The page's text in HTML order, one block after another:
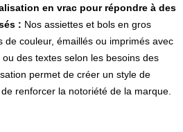
en vrac pour répondre à des
: Nos assiettes et bols en gros
de couleur, émaillés ou imprimés avec
des textes selon les besoins des
permet de créer un style de
renforcer la notoriété de la marque.